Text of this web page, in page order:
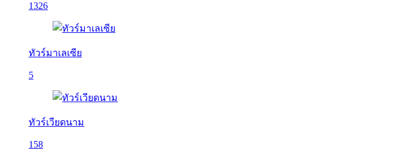
1326
ทัวร์มาเลเซีย
5
ทัวร์เวียดนาม
158